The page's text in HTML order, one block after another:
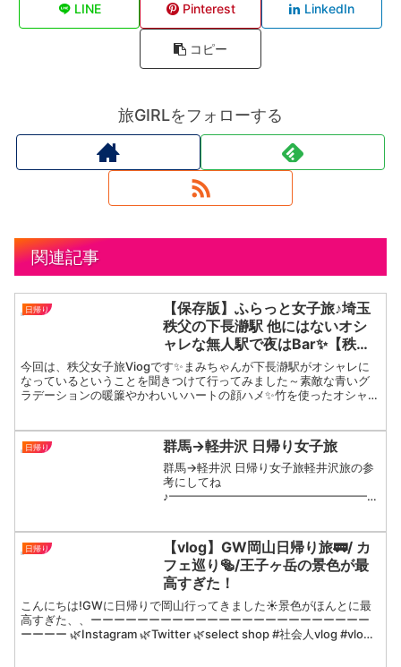
LINE Pinterest LinkedIn
コピー
旅GIRLをフォローする
関連記事
日帰り
【保存版】ふらっと女子旅♪埼玉
秩父の下長瀞駅 他にはないオシ
ャレな無人駅で夜はBar✨【秩
父】【長瀞】【秩父鉄道】【日帰
り】【温泉】【旅館】
今回は、秩父女子旅Viogです✨まみちゃんが下長瀞駅がオシャレに
なっているということを聞きつけて行ってみました～素敵な青いグ
ラデーションの暖簾やかわいいハートの顔ハメ✨竹を使ったオシャレ
日帰り 群馬→軽井沢 日帰り女子旅
群馬→軽井沢 日帰り女子旅軽井沢旅の参
考にしてね
♪━━━━━━━━━━━━━━━━━行
要文化財二指定されている碓氷第三橋
梁 通称「めがね橋」軽...
日帰り
【vlog】GW岡山日帰り旅🚃/ カ
フェ巡り🥯/王子ヶ岳の景色が最
高すぎた！
こんにちは!GWに日帰りで岡山行ってきました☀️景色がほんとに最
高すぎた、、ーーーーーーーーーーーーーーーーーーーーーーーー
ーーーー 🌿Instagram 🌿Twitter 🌿select shop #社会人vlog #vlog